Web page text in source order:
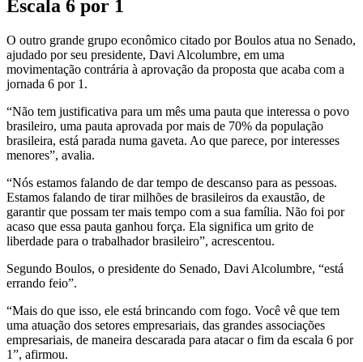
Escala 6 por 1
O outro grande grupo econômico citado por Boulos atua no Senado,
ajudado por seu presidente, Davi Alcolumbre, em uma
movimentação contrária à aprovação da proposta que acaba com a
jornada 6 por 1.
“Não tem justificativa para um mês uma pauta que interessa o povo
brasileiro, uma pauta aprovada por mais de 70% da população
brasileira, está parada numa gaveta. Ao que parece, por interesses
menores”, avalia.
“Nós estamos falando de dar tempo de descanso para as pessoas.
Estamos falando de tirar milhões de brasileiros da exaustão, de
garantir que possam ter mais tempo com a sua família. Não foi por
acaso que essa pauta ganhou força. Ela significa um grito de
liberdade para o trabalhador brasileiro”, acrescentou.
Segundo Boulos, o presidente do Senado, Davi Alcolumbre, “está
errando feio”.
“Mais do que isso, ele está brincando com fogo. Você vê que tem
uma atuação dos setores empresariais, das grandes associações
empresariais, de maneira descarada para atacar o fim da escala 6 por
1”, afirmou.